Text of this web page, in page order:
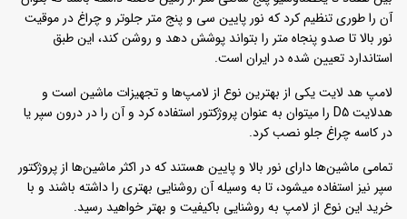
آن را طوری تنظیم کرد که نور پایین سی و پنج متر جلوتر و چراغ در موقیت
نور بالا تا صدو پنجاه متر را بتواند پوشش دهد و روشن کند، این طبق
استاندارد تعیین شده در ایران است.
لامپ هد لایت یکی از بهترین نوع از لامپ‌ها و تجهیزات ماشین است و
هدلایت D5 را میتوان به عنوان پروژکتور استفاده کرد و آن را در درون سپر یا
در کاسه‌ چراغ جلو نصب کرد.
تمامی ماشین‌ها دارای نور بالا و پایین هستند که در اکثر ماشین‌ها از پروژکتور
سپر نیز استفاده میشود، تا به وسیله آن روشنایی بهتری را داشته باشند و با
خرید این نوع از لامپ به روشنایی باکیفیت و بهتر خواهید رسید.